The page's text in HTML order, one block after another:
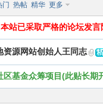
门 热帖 精华 更多
站已采取严格的论坛发
资源网站创始人王同志
区基金众筹项目(此贴长期